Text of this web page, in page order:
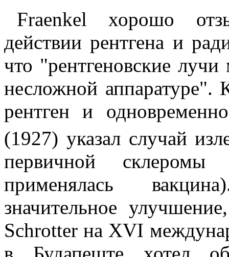
Fraenkel хорошо
действии рентгена и
что "рентгеновские
несложной аппаратуре".
рентген и
(1927) указал случай
первичной склеромы
применялась
значительное
Schrotter на XVI